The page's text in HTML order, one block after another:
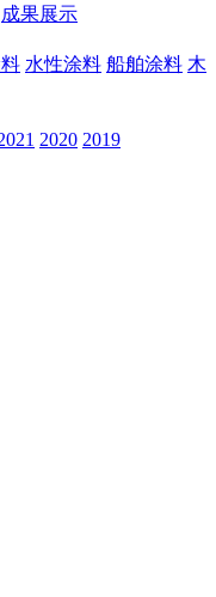
成果展示
水性涂料 船舶涂料 木
2020 2019